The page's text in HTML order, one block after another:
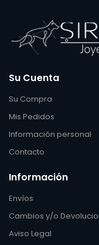
Su Cuenta
Su Compra
Mis Pedidos
Información personal
Contacto
Información
Envíos
Cambios y/o
Aviso Legal